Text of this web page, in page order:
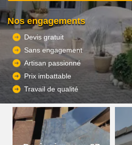
Nos engagements
Devis gratuit
Sans engagement
Artisan passionné
Prix imbattable
Travail de qualité